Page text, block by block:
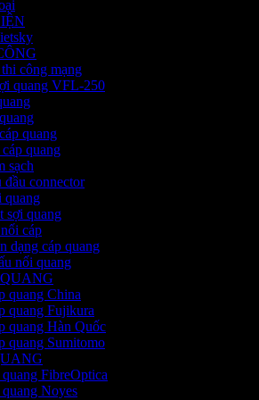
công mạng
quang VFL-250
quang
quang
sạch
connector
quang
sợi quang
cáp
dạng cáp quang
nối quang
quang China
quang Fujikura
quang Hàn Quốc
quang Sumitomo
FibreOptica
Noyes